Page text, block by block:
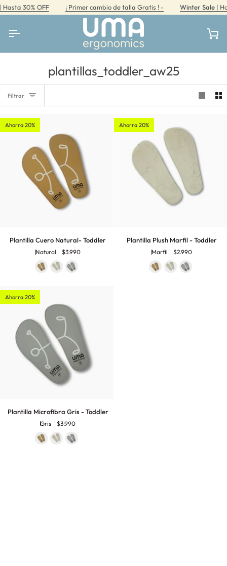
Ir
directamente
contenido
30% OFF ¡ Primer cambio de talla Gratis ! - Winter Sale|
plantillas_toddler_aw25
Filtrar
Ahorra 20%
Cuero
Plantilla Cuero Natural- Toddler
Natural $3.990
Ahorra 20%
Plush
Plantilla Plush Marfil - Toddler
Marfil $2.990
Ahorra 20%
Microfibra
Plantilla Microfibra Gris - Toddler
Gris $3.990